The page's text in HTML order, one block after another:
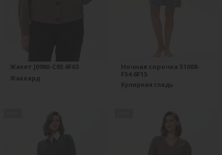
Жакет J0980-C93.6F03
Жаккард
Ночная сорочка S1008-
F54.6F15
Кулирная гладь